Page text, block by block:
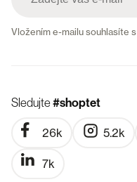
Vložením e-mailu souhlasíte s
Sledujte#shoptet
26k 5.2k
7k